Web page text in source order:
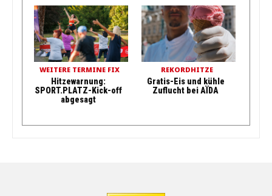
WEITERE TERMINE FIX
Hitzewarnung:
SPORT.PLATZ-Kick-off
abgesagt
REKORDHITZE
Gratis-Eis und kühle
Zuflucht bei AÏDA